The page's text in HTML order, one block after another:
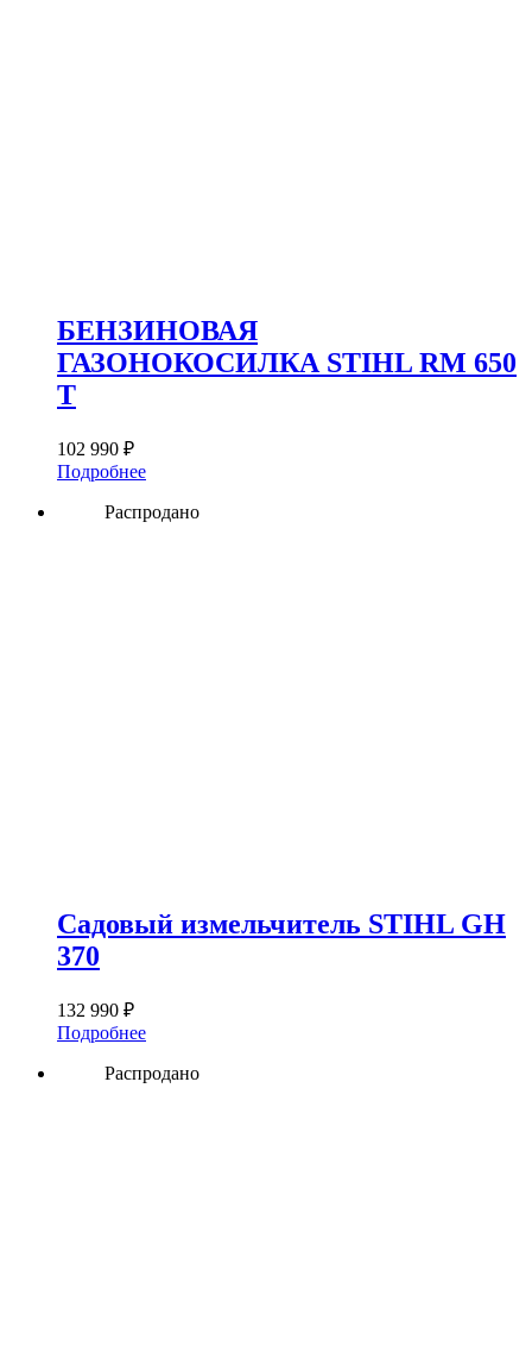
БЕНЗИНОВАЯ
ГАЗОНОКОСИЛКА STIHL RM 650
T
102 990 ₽
Подробнее
Распродано
Садовый измельчитель STIHL GH
370
132 990 ₽
Подробнее
Распродано